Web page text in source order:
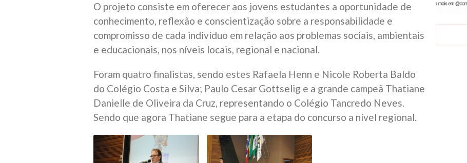
O projeto consiste em oferecer aos jovens estudantes a oportunidade de
conhecimento, reflexão e conscientização sobre a responsabilidade e
compromisso de cada indivíduo em relação aos problemas sociais, ambientais
e educacionais, nos níveis locais, regional e nacional.
Foram quatro finalistas, sendo estes Rafaela Henn e Nicole Roberta Baldo
do Colégio Costa e Silva; Paulo Cesar Gottselig e a grande campeã Thatiane
Danielle de Oliveira da Cruz, representando o Colégio Tancredo Neves.
Sendo que agora Thatiane segue para a etapa do concurso a nível regional.